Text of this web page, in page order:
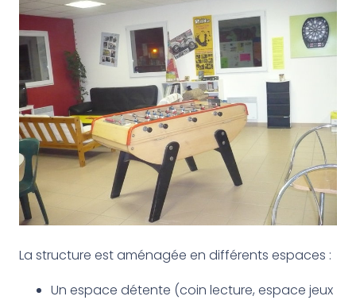
La structure est aménagée en différents espaces :
Un espace détente (coin lecture, espace jeux